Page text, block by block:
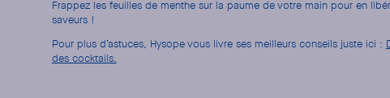
Frappez les feuilles de menthe sur la paume de votre main pour en
saveurs !
Pour plus d’astuces, Hysope vous livre ses meilleurs conseils juste ici :
des cocktails.